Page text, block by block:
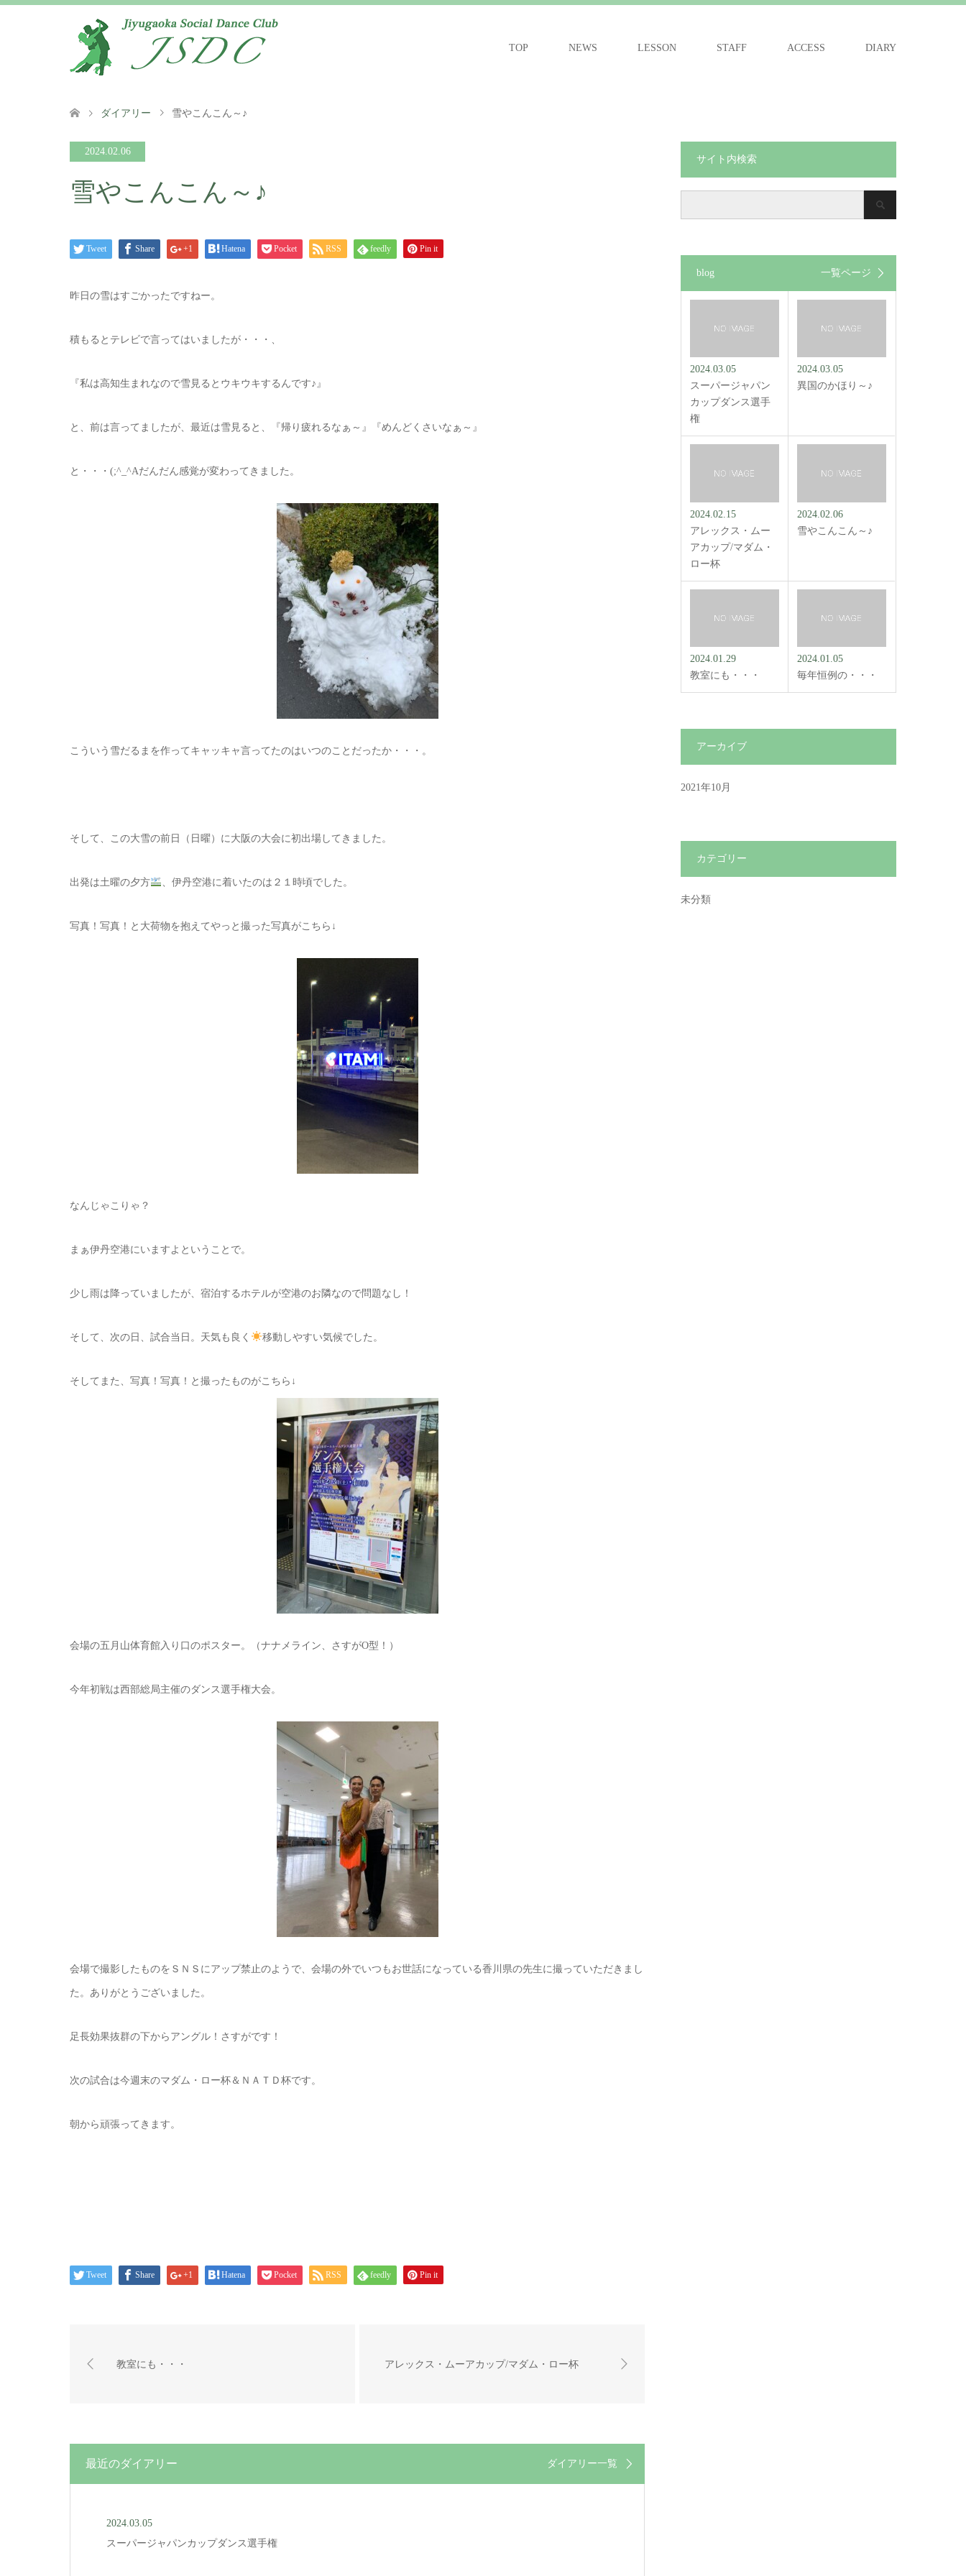
TOP NEWS LESSON STAFF ACCESS DIARY
ダイアリー 雪やこんこん～♪
2024.02.06
雪やこんこん～♪
Tweet Share +1 Hatena Pocket RSS feedly Pin it
昨日の雪はすごかったですねー。
積もるとテレビで言ってはいましたが・・・、
『私は高知生まれなので雪見るとウキウキするんです♪』
と、前は言ってましたが、最近は雪見ると、『帰り疲れるなぁ～』『めんどくさいなぁ～』
と・・・(;^_^Aだんだん感覚が変わってきました。
こういう雪だるまを作ってキャッキャ言ってたのはいつのことだったか・・・。
そして、この大雪の前日（日曜）に大阪の大会に初出場してきました。
出発は土曜の夕方 、伊丹空港に着いたのは２１時頃でした。
写真！写真！と大荷物を抱えてやっと撮った写真がこちら↓
なんじゃこりゃ？
まぁ伊丹空港にいますよということで。
少し雨は降っていましたが、宿泊するホテルが空港のお隣なので問題なし！
そして、次の日、試合当日。天気も良く 移動しやすい気候でした。
そしてまた、写真！写真！と撮ったものがこちら↓
会場の五月山体育館入り口のポスター。（ナナメライン、さすがO型！）
今年初戦は西部総局主催のダンス選手権大会。
会場で撮影したものをＳＮＳにアップ禁止のようで、会場の外でいつもお世話になっている香川県の先生に撮っていただきまし
た。ありがとうございました。
足長効果抜群の下からアングル！さすがです！
次の試合は今週末のマダム・ロー杯＆ＮＡＴＤ杯です。
朝から頑張ってきます。
Tweet Share +1 Hatena Pocket RSS feedly Pin it
教室にも・・・ アレックス・ムーアカップ/マダム・ロー杯
最近のダイアリー ダイアリー一覧
2024.03.05
スーパージャパンカップダンス選手権
サイト内検索
blog 一覧ページ
2024.03.05
スーパージャパン
カップダンス選手
権
2024.03.05
異国のかほり～♪
2024.02.15
アレックス・ムー
アカップ/マダム・
ロー杯
2024.02.06
雪やこんこん～♪
2024.01.29
教室にも・・・
2024.01.05
毎年恒例の・・・
アーカイブ
2021年10月
カテゴリー
未分類